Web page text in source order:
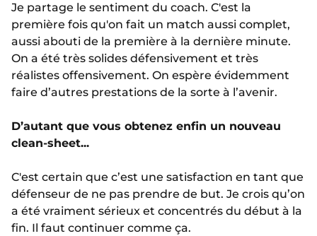
Je partage le sentiment du coach. C'est la
première fois qu'on fait un match aussi complet,
aussi abouti de la première à la dernière minute.
On a été très solides défensivement et très
réalistes offensivement. On espère évidemment
faire d’autres prestations de la sorte à l’avenir.
D’autant que vous obtenez enfin un nouveau
clean-sheet...
C'est certain que c’est une satisfaction en tant que
défenseur de ne pas prendre de but. Je crois qu’on
a été vraiment sérieux et concentrés du début à la
fin. Il faut continuer comme ça.